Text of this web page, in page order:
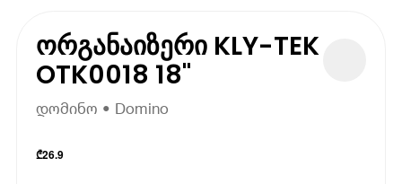
ორგანაიზერი KLY-TEK
OTK0018 18"
დომინო • Domino
₾26.9